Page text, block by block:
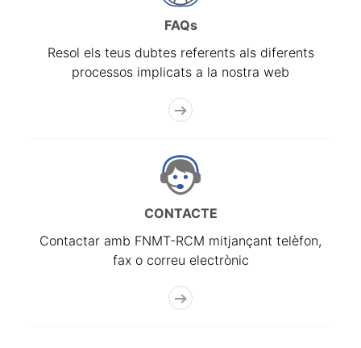
FAQs
Resol els teus dubtes referents als diferents
processos implicats a la nostra web
CONTACTE
Contactar amb FNMT-RCM mitjançant telèfon,
fax o correu electrònic